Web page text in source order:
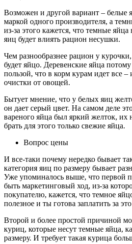
Возможен и другой вариант – белые
маркой одного производителя, а
из-за этого кажется, что темные
яиц будет влиять рацион несушки.
Чем разнообразнее рацион у
будет яйцо. Деревенские яйца потому
пользой, что в корм курам идет все
очистки от овощей.
Бытует мнение, что у белых яиц
он дает серый цвет. На самом деле
вареного яйца был яркий желток, их
брать для этого только свежие яйца.
Вопрос цены
И все-таки почему нередко бывает
категория яиц по размеру бывает
Уже упоминалось выше, что первой
быть маркетинговый ход, из-за
покупателю, кажется, что темное
полезное и ты готова заплатить за
Второй и более простой причиной
куриц, которые несут темные яйца,
размеру. И требует такая курица